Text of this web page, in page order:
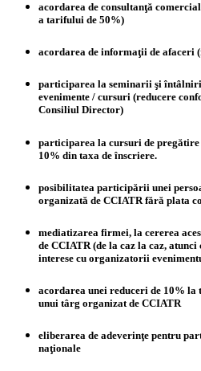
acordarea de consultanţă
a tarifului de 50%)
acordarea de informaţii de afaceri
participarea la seminarii şi
evenimente / cursuri (reducere
Consiliul Director)
participarea la cursuri de pregătire
10% din taxa de înscriere.
posibilitatea participării unei
organizată de CCIATR fără plata
mediatizarea firmei, la cererea
de CCIATR (de la caz la caz,
interese cu organizatorii
acordarea unei reduceri de 10%
unui târg organizat de CCIATR
eliberarea de adeverinţe pentru
naţionale